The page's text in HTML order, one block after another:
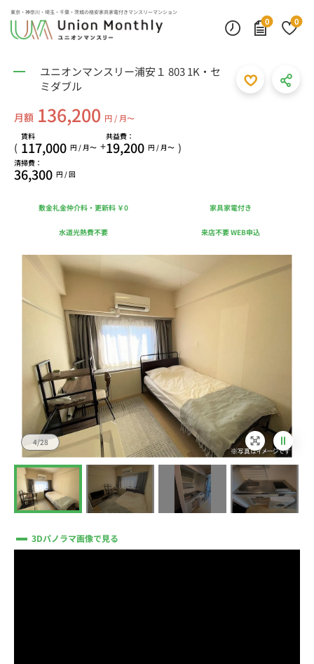
東京・神奈川・埼玉・千葉・茨城の格安家具家電付きマンスリーマンション
0
0
ユニオンマンスリー浦安１ 803 1K・セ
ミダブル
月額 136,200 円 / 月〜
(
賃料
117,000 円 / 月〜 +
共益費：
19,200 円 / 月〜 )
清掃費：
36,300 円 / 回
敷金礼金仲介料・更新料 ￥0 家具家電付き
水道光熱費不要 来店不要 WEB申込
4/28
3Dパノラマ画像で見る